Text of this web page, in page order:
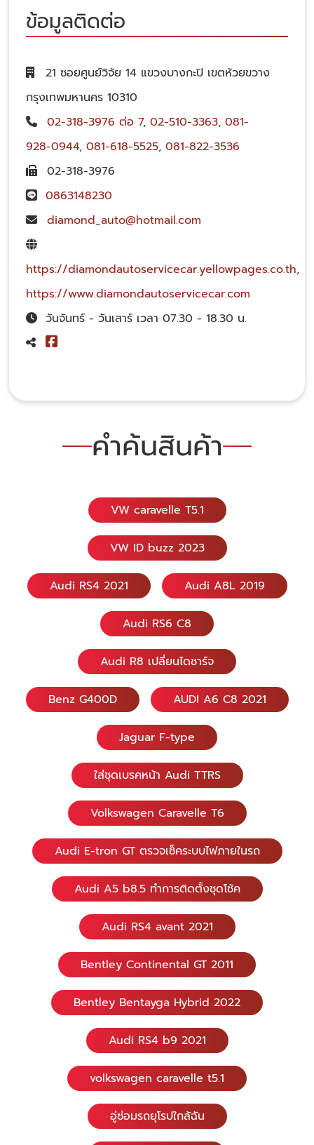
ข้อมูลติดต่อ
21 ซอยศูนย์วิจัย 14 แขวงบางกะปิ เขตห้วยขวาง
กรุงเทพมหานคร 10310
02-318-3976 ต่อ 7, 02-510-3363, 081-
928-0944, 081-618-5525, 081-822-3536
02-318-3976
0863148230
diamond_auto@hotmail.com
https://diamondautoservicecar.yellowpages.co.th,
https://www.diamondautoservicecar.com
วันจันทร์ - วันเสาร์ เวลา 07.30 - 18.30 น.
คำค้นสินค้า
VW caravelle T5.1
VW ID buzz 2023
Audi RS4 2021 Audi A8L 2019
Audi RS6 C8
Audi R8 เปลี่ยนไดชาร์จ
Benz G400D AUDI A6 C8 2021
Jaguar F-type
ใส่ชุดเบรคหน้า Audi TTRS
Volkswagen Caravelle T6
Audi E-tron GT ตรวจเช็คระบบไฟภายในรถ
Audi A5 b8.5 ทำการติดตั้งชุดโช้ค
Audi RS4 avant 2021
Bentley Continental GT 2011
Bentley Bentayga Hybrid 2022
Audi RS4 b9 2021
volkswagen caravelle t5.1
อู่ซ่อมรถยุโรปใกล้ฉัน